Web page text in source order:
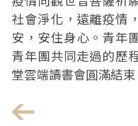
社會淨化，遠離疫情
安，安住身心。青年
青年團共同走過的歷
堂雲端讀書會圓滿結束